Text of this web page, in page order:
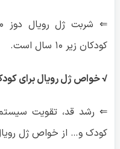
کودکان زیر ۱۰ سال است.
√ خواص ژل رویال برای
⇐ رشد قد، تقویت
کودک و… از خواص ژل